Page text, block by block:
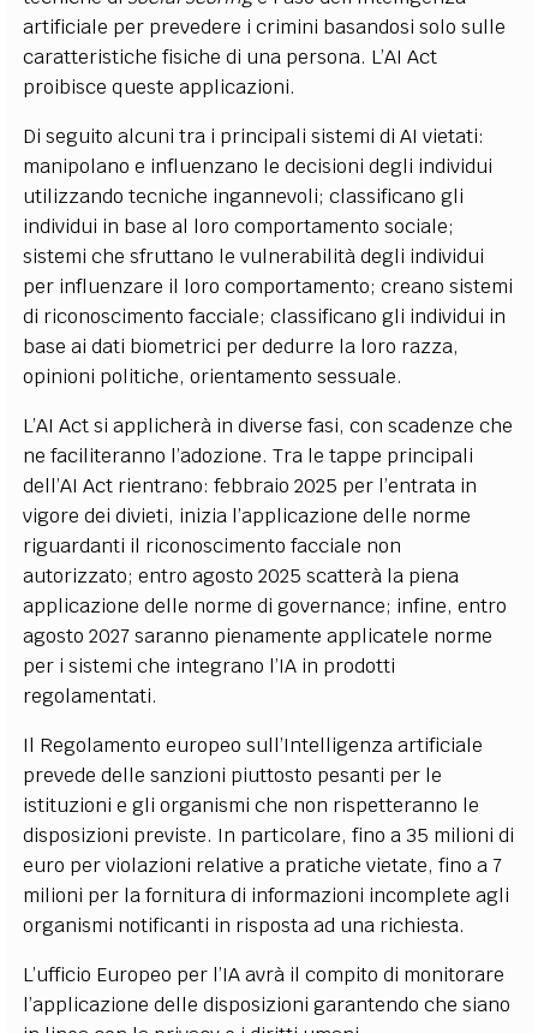
artificiale per prevedere i crimini basandosi solo sulle
caratteristiche fisiche di una persona. L’AI Act
proibisce queste applicazioni.
Di seguito alcuni tra i principali sistemi di AI vietati:
manipolano e influenzano le decisioni degli individui
utilizzando tecniche ingannevoli; classificano gli
individui in base al loro comportamento sociale;
sistemi che sfruttano le vulnerabilità degli individui
per influenzare il loro comportamento; creano sistemi
di riconoscimento facciale; classificano gli individui in
base ai dati biometrici per dedurre la loro razza,
opinioni politiche, orientamento sessuale.
L’AI Act si applicherà in diverse fasi, con scadenze che
ne faciliteranno l’adozione. Tra le tappe principali
dell’AI Act rientrano: febbraio 2025 per l’entrata in
vigore dei divieti, inizia l’applicazione delle norme
riguardanti il riconoscimento facciale non
autorizzato; entro agosto 2025 scatterà la piena
applicazione delle norme di governance; infine, entro
agosto 2027 saranno pienamente applicatele norme
per i sistemi che integrano l’IA in prodotti
regolamentati.
Il Regolamento europeo sull’Intelligenza artificiale
prevede delle sanzioni piuttosto pesanti per le
istituzioni e gli organismi che non rispetteranno le
disposizioni previste. In particolare, fino a 35 milioni di
euro per violazioni relative a pratiche vietate, fino a 7
milioni per la fornitura di informazioni incomplete agli
organismi notificanti in risposta ad una richiesta.
L’ufficio Europeo per l’IA avrà il compito di monitorare
l’applicazione delle disposizioni garantendo che siano